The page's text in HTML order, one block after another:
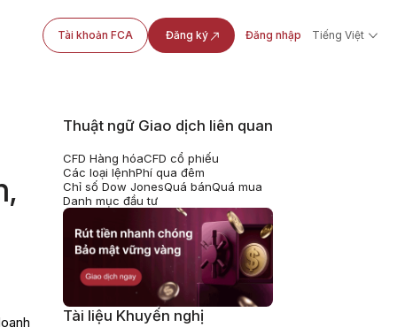
Tài khoản FCA Đăng ký Đăng nhập Tiếng Việt
Thuật ngữ Giao dịch liên quan
CFD Hàng hóaCFD cổ phiếu
Các loại lệnhPhí qua đêm
Chỉ số Dow JonesQuá bánQuá mua
Danh mục đầu tư
Tài liệu Khuyến nghị